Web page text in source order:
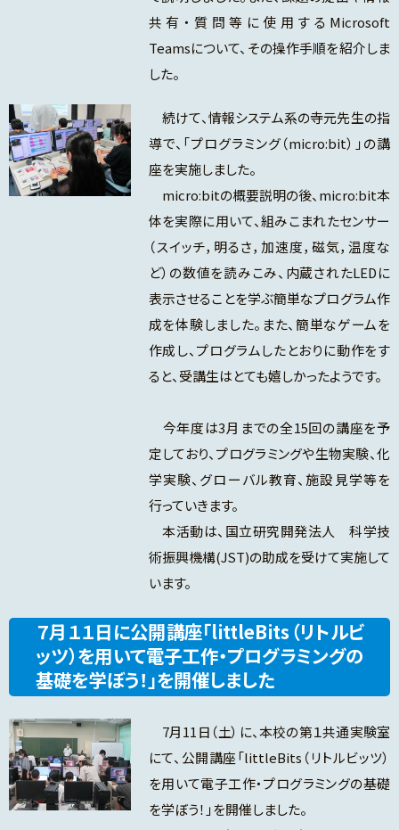
共有・質問等に使用するMicrosoft
Teamsについて、その操作手順を紹介しま
した。
続けて、情報システム系の寺元先生の指
導で、「プログラミング（micro:bit）」の講
座を実施しました。
micro:bitの概要説明の後、micro:bit本
体を実際に用いて、組みこまれたセンサー
（スイッチ，明るさ，加速度，磁気，温度な
ど）の数値を読みこみ、内蔵されたLEDに
表示させることを学ぶ簡単なプログラム作
成を体験しました。また、簡単なゲームを
作成し、プログラムしたとおりに動作をす
ると、受講生はとても嬉しかったようです。
今年度は3月までの全15回の講座を予
定しており、プログラミングや生物実験、化
学実験、グローバル教育、施設見学等を
行っていきます。
本活動は、国立研究開発法人 科学技
術振興機構(JST)の助成を受けて実施して
います。
７月１１日に公開講座「littleBits（リトルビ
ッツ）を用いて電子工作・プログラミングの
基礎を学ぼう！」を開催しました
7月11日（土）に、本校の第１共通実験室
にて、公開講座「littleBits（リトルビッツ）
を用いて電子工作・プログラミングの基礎
を学ぼう！」を開催しました。